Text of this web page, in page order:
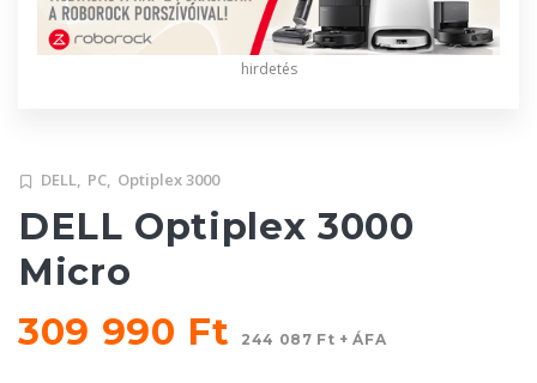
hirdetés
DELL, PC, Optiplex 3000
DELL Optiplex 3000
Micro
309 990 Ft
244 087 Ft + ÁFA